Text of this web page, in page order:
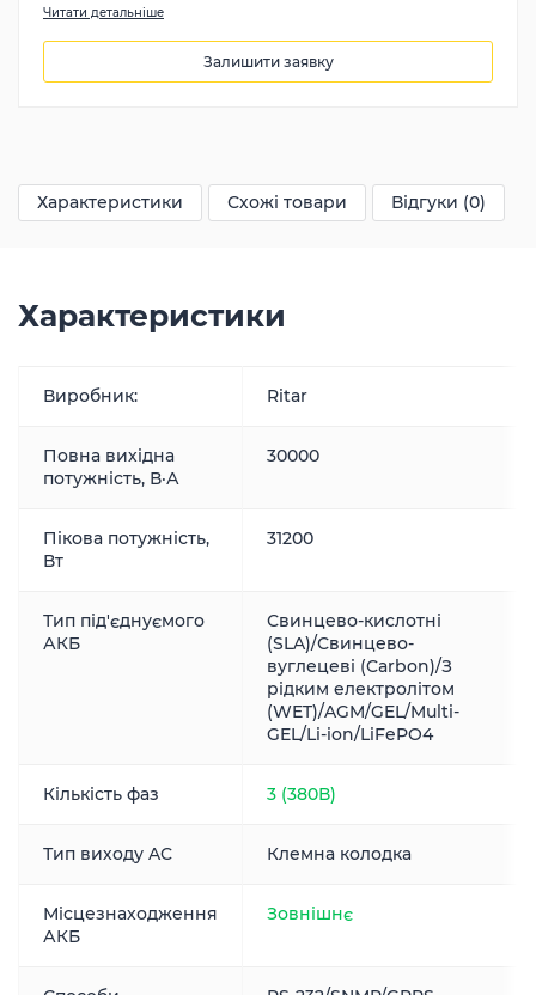
Читати детальніше
Залишити заявку
Характеристики Схожі товари Відгуки (0)
Характеристики
Виробник: Ritar
Повна вихідна
потужність, В·А
30000
Пікова потужність,
Вт
31200
Тип під'єднуємого
АКБ
Свинцево-кислотні
(SLA)/Свинцево-
вуглецеві (Carbon)/З
рідким електролітом
(WET)/AGM/GEL/Multi-
GEL/Li-ion/LiFePO4
Кількість фаз 3 (380В)
Тип виходу AC Клемна колодка
Місцезнаходження
АКБ
Зовнішнє